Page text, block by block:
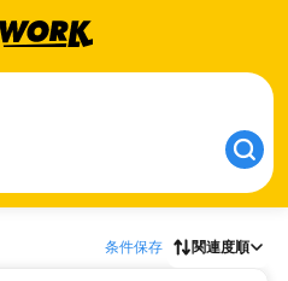
条件保存 関連度順